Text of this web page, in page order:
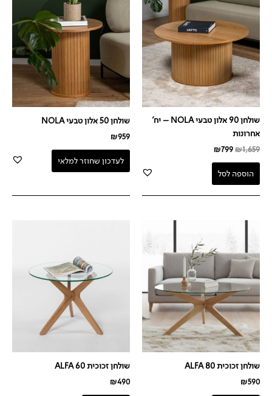
שולחן 90 אלון טבעי NOLA – יח'
אחרונות
₪1,659
₪799
₪799.
הוספה לסל
שולחן 50 אלון טבעי NOLA
₪959
לעדכון שחוזר למלאי
שולחן זכוכית ALFA 80
₪590
שולחן זכוכית ALFA 60
₪490